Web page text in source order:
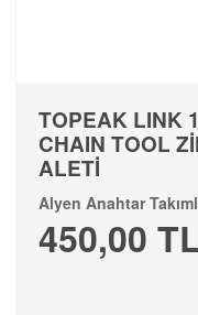
TOPEAK LINK
CHAIN TOOL
ALETİ
Alyen Anahtar
450,00